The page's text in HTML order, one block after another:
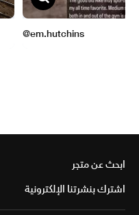
ابحث عن متجر
اشترك بنشرتنا الإلكترونية